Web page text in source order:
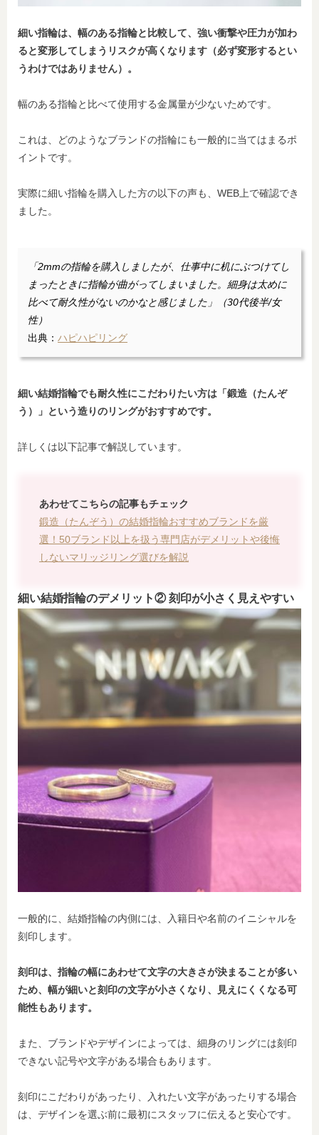
細い指輪は、幅のある指輪と比較して、強い衝撃や圧力が加わ
ると変形してしまうリスクが高くなります（必ず変形するとい
うわけではありません）。
幅のある指輪と比べて使用する金属量が少ないためです。
これは、どのようなブランドの指輪にも一般的に当てはまるポ
イントです。
実際に細い指輪を購入した方の以下の声も、WEB上で確認でき
ました。
「2mmの指輪を購入しましたが、仕事中に机にぶつけてし
まったときに指輪が曲がってしまいました。細身は太めに
比べて耐久性がないのかなと感じました」（30代後半/女
性）
出典： ハピハピリング
細い結婚指輪でも耐久性にこだわりたい方は「鍛造（たんぞ
う）」という造りのリングがおすすめです。
詳しくは以下記事で解説しています。
あわせてこちらの記事もチェック
鍛造（たんぞう）の結婚指輪おすすめブランドを厳
選！50ブランド以上を扱う専門店がデメリットや後悔
しないマリッジリング選びを解説
細い結婚指輪のデメリット② 刻印が小さく見えやすい
一般的に、結婚指輪の内側には、入籍日や名前のイニシャルを
刻印します。
刻印は、指輪の幅にあわせて文字の大きさが決まることが多い
ため、幅が細いと刻印の文字が小さくなり、見えにくくなる可
能性もあります。
また、ブランドやデザインによっては、細身のリングには刻印
できない記号や文字がある場合もあります。
刻印にこだわりがあったり、入れたい文字があったりする場合
は、デザインを選ぶ前に最初にスタッフに伝えると安心です。